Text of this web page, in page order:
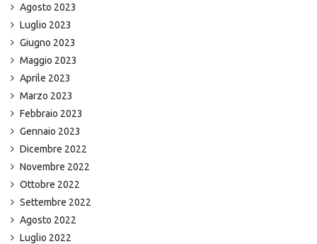
Agosto 2023
Luglio 2023
Giugno 2023
Maggio 2023
Aprile 2023
Marzo 2023
Febbraio 2023
Gennaio 2023
Dicembre 2022
Novembre 2022
Ottobre 2022
Settembre 2022
Agosto 2022
Luglio 2022